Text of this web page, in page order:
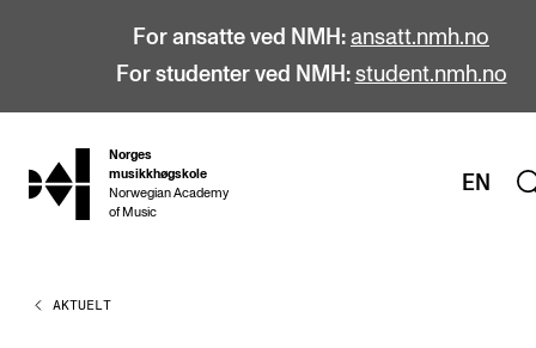
For ansatte ved NMH: ansatt.nmh.no
For studenter ved NMH: student.nmh.no
hjem
Norges
musikkhøgskole
Norwegian Academy
of Music
EN
STUDIER
AKTUELT